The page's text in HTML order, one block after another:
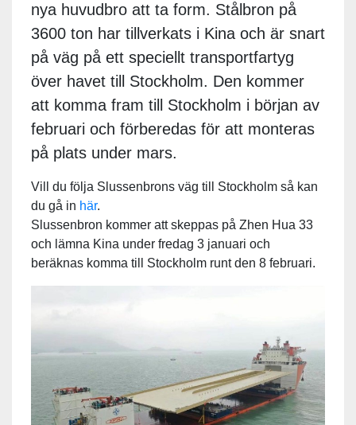
nya huvudbro att ta form. Stålbron på
3600 ton har tillverkats i Kina och är snart
på väg på ett speciellt transportfartyg
över havet till Stockholm. Den kommer
att komma fram till Stockholm i början av
februari och förberedas för att monteras
på plats under mars.
Vill du följa Slussenbrons väg till Stockholm så kan
du gå in här.
Slussenbron kommer att skeppas på Zhen Hua 33
och lämna Kina under fredag 3 januari och
beräknas komma till Stockholm runt den 8 februari.